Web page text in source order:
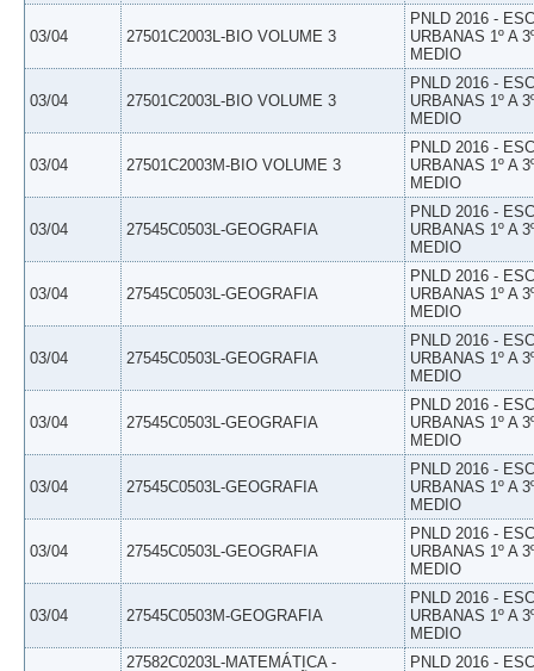
03/04 27501C2003L-BIO VOLUME 3
PNLD 2016 -
URBANAS 1º A
MEDIO
03/04 27501C2003L-BIO VOLUME 3
PNLD 2016 -
URBANAS 1º A
MEDIO
03/04 27501C2003M-BIO VOLUME 3
PNLD 2016 -
URBANAS 1º A
MEDIO
03/04 27545C0503L-GEOGRAFIA
PNLD 2016 -
URBANAS 1º A
MEDIO
03/04 27545C0503L-GEOGRAFIA
PNLD 2016 -
URBANAS 1º A
MEDIO
03/04 27545C0503L-GEOGRAFIA
PNLD 2016 -
URBANAS 1º A
MEDIO
03/04 27545C0503L-GEOGRAFIA
PNLD 2016 -
URBANAS 1º A
MEDIO
03/04 27545C0503L-GEOGRAFIA
PNLD 2016 -
URBANAS 1º A
MEDIO
03/04 27545C0503L-GEOGRAFIA
PNLD 2016 -
URBANAS 1º A
MEDIO
03/04 27545C0503M-GEOGRAFIA
PNLD 2016 -
URBANAS 1º A
MEDIO
27582C0203L-MATEMÁTICA -
PNLD 2016 -